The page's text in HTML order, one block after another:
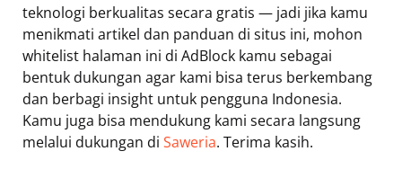
teknologi berkualitas secara gratis — jadi jika kamu
menikmati artikel dan panduan di situs ini, mohon
whitelist halaman ini di AdBlock kamu sebagai
bentuk dukungan agar kami bisa terus berkembang
dan berbagi insight untuk pengguna Indonesia.
Kamu juga bisa mendukung kami secara langsung
melalui dukungan di Saweria. Terima kasih.